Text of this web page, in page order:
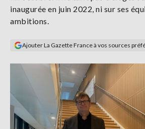
connecter
inaugurée en juin 2022, ni sur ses
ambitions.
Ajouter La Gazette France à vos sources